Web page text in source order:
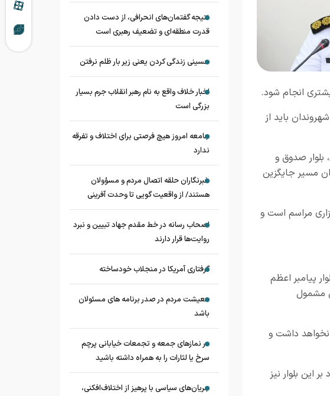
انجام شود.
باید از
شهرک پردیسان، بلوار صدوق و
مسیر جایگزین
مراسم است و
پیامبر اعظم
مشمول
نخواهد داشت و
این بلوار نیز
نتیجه گفتمان‌های انحرافی، از دست دادن
قدرت منطقه‌ای و تضعیف رهبری است
حسینی زندگی کردن یعنی زیر بار ظلم نرفتن
اخبار خلاف واقع به نام رهبر انقلاب جرم بسیار
بزرگی است
جامعه امروز هیچ فرصتی برای اختلاف و تفرقه
ندارد
خبرنگاران حلقه اتصال مردم و مسؤولان
هستند/ از واقعیت گویی تا وحدت آفرینی
اصحاب رسانه در خط مقدم جهاد تبیین و نبرد
روایت‌ها قرار دارند
گرفتاری آمریکا در منجلاب خودساخته
معیشت مردم در صدر برنامه های مسئولان
باشد
در نماز‌های جمعه و تجمعات خیابانی پرچم
سرخ یا لثارات را به همراه داشته باشید
جریان‌های سیاسی با پرهیز از اختلاف‌افکنی،